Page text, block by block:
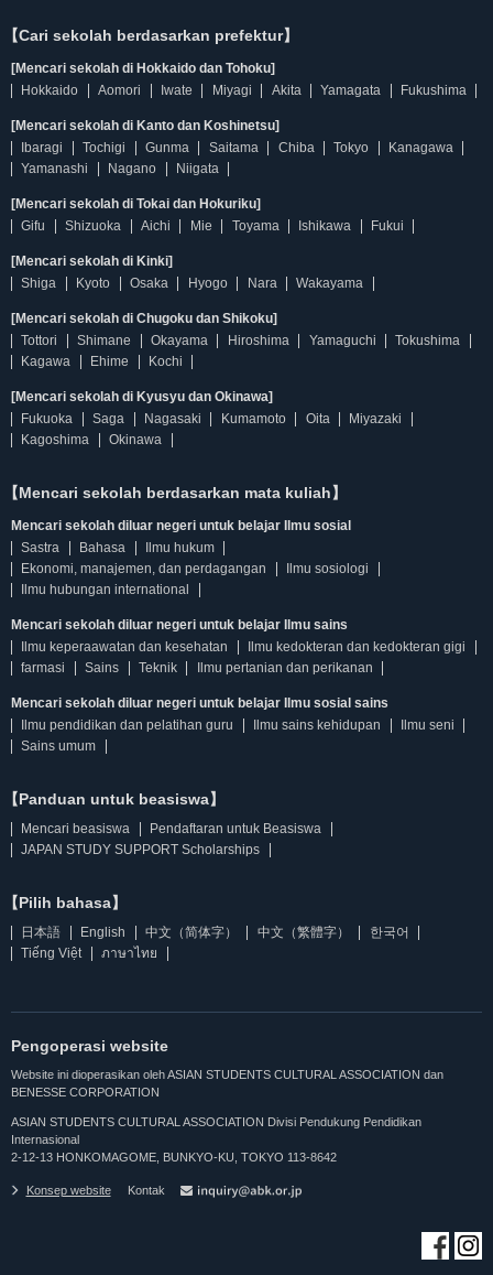
【Cari sekolah berdasarkan prefektur】
[Mencari sekolah di Hokkaido dan Tohoku]
Hokkaido
Aomori Iwate Miyagi Akita Yamagata Fukushima
[Mencari sekolah di Kanto dan Koshinetsu]
Ibaragi
Tochigi Gunma Saitama Chiba Tokyo
Kanagawa
Yamanashi
Nagano Niigata
[Mencari sekolah di Tokai dan Hokuriku]
Gifu
Shizuoka Aichi Mie Toyama Ishikawa Fukui
[Mencari sekolah di Kinki]
Shiga
Kyoto Osaka Hyogo Nara Wakayama
[Mencari sekolah di Chugoku dan Shikoku]
Tottori
Shimane Okayama Hiroshima Yamaguchi
Tokushima
Kagawa
Ehime Kochi
[Mencari sekolah di Kyusyu dan Okinawa]
Fukuoka
Saga Nagasaki Kumamoto Oita
Miyazaki
Kagoshima
Okinawa
【Mencari sekolah berdasarkan mata kuliah】
Mencari sekolah diluar negeri untuk belajar Ilmu sosial
Sastra
Bahasa
Ilmu hukum
Ekonomi, manajemen, dan perdagangan
Ilmu sosiologi
Ilmu hubungan international
Mencari sekolah diluar negeri untuk belajar Ilmu sains
Ilmu keperaawatan dan kesehatan
Ilmu kedokteran dan kedokteran gigi
farmasi
Sains Teknik Ilmu pertanian dan perikanan
Mencari sekolah diluar negeri untuk belajar Ilmu sosial sains
Ilmu pendidikan dan pelatihan guru
Ilmu sains kehidupan
Ilmu seni
Sains umum
【Panduan untuk beasiswa】
Mencari beasiswa
Pendaftaran untuk Beasiswa
JAPAN STUDY SUPPORT Scholarships
【Pilih bahasa】
日本語 English 中文（简体字） 中文（繁體字）
한국어
Tiếng Việt
ภาษาไทย
Pengoperasi website
Website ini dioperasikan oleh ASIAN STUDENTS CULTURAL ASSOCIATION dan
BENESSE CORPORATION
ASIAN STUDENTS CULTURAL ASSOCIATION Divisi Pendukung Pendidikan
Internasional
2-12-13 HONKOMAGOME, BUNKYO-KU, TOKYO 113-8642
Konsep website Kontak